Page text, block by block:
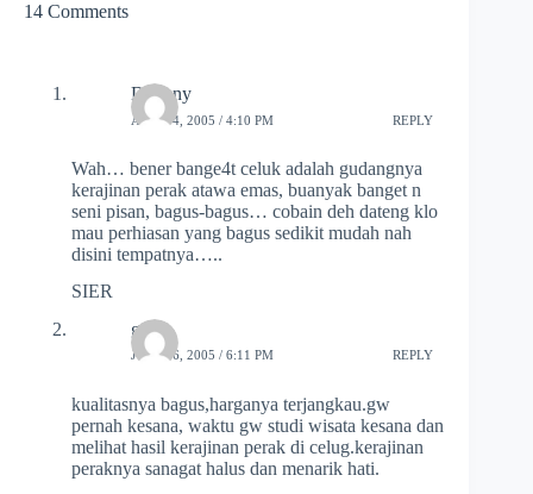
14 Comments
Dhanny
APRIL 4, 2005 / 4:10 PM REPLY
Wah… bener bange4t celuk adalah gudangnya
kerajinan perak atawa emas, buanyak banget n
seni pisan, bagus-bagus… cobain deh dateng klo
mau perhiasan yang bagus sedikit mudah nah
disini tempatnya…..
SIER
gasik
JULY 26, 2005 / 6:11 PM REPLY
kualitasnya bagus,harganya terjangkau.gw
pernah kesana, waktu gw studi wisata kesana dan
melihat hasil kerajinan perak di celug.kerajinan
peraknya sanagat halus dan menarik hati.